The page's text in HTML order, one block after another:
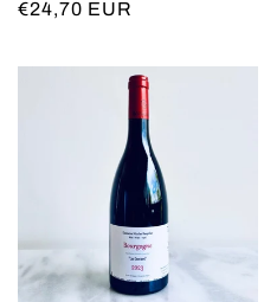
Regular
€24,70 EUR